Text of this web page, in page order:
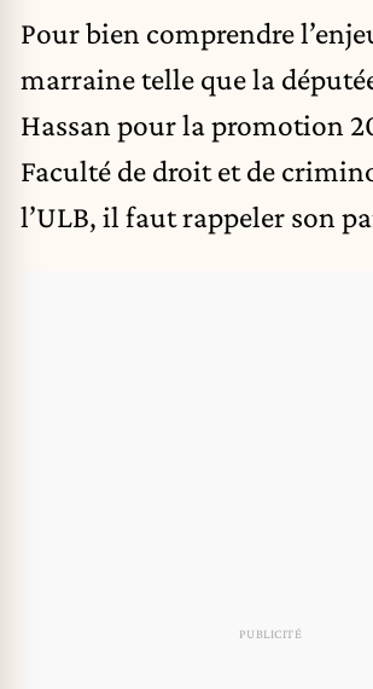
Pour bien comprendre
marraine telle que la
Hassan pour la promotion
Faculté de droit et de
l’ULB, il faut rappeler son